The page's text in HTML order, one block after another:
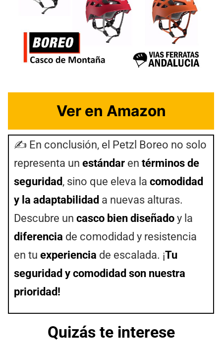
Ver en Amazon
✍️ En conclusión, el Petzl Boreo no solo
representa un estándar en términos de
seguridad, sino que eleva la comodidad
y la adaptabilidad a nuevas alturas.
Descubre un casco bien diseñado y la
diferencia de comodidad y resistencia
en tu experiencia de escalada. ¡Tu
seguridad y comodidad son nuestra
prioridad!
Quizás te interese